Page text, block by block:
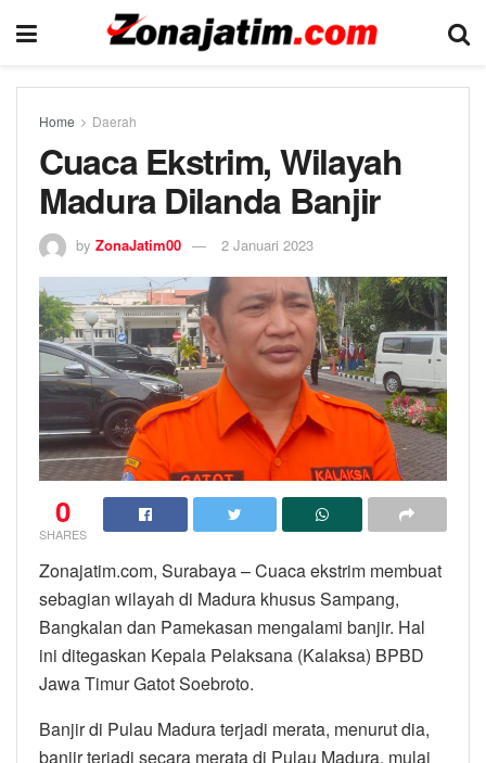
Home Daerah
Cuaca Ekstrim, Wilayah
Madura Dilanda Banjir
by ZonaJatim00 2 Januari 2023
0
SHARES
Zonajatim.com, Surabaya – Cuaca ekstrim membuat
sebagian wilayah di Madura khusus Sampang,
Bangkalan dan Pamekasan mengalami banjir. Hal
ini ditegaskan Kepala Pelaksana (Kalaksa) BPBD
Jawa Timur Gatot Soebroto.
Banjir di Pulau Madura terjadi merata, menurut dia,
banjir terjadi secara merata di Pulau Madura, mulai